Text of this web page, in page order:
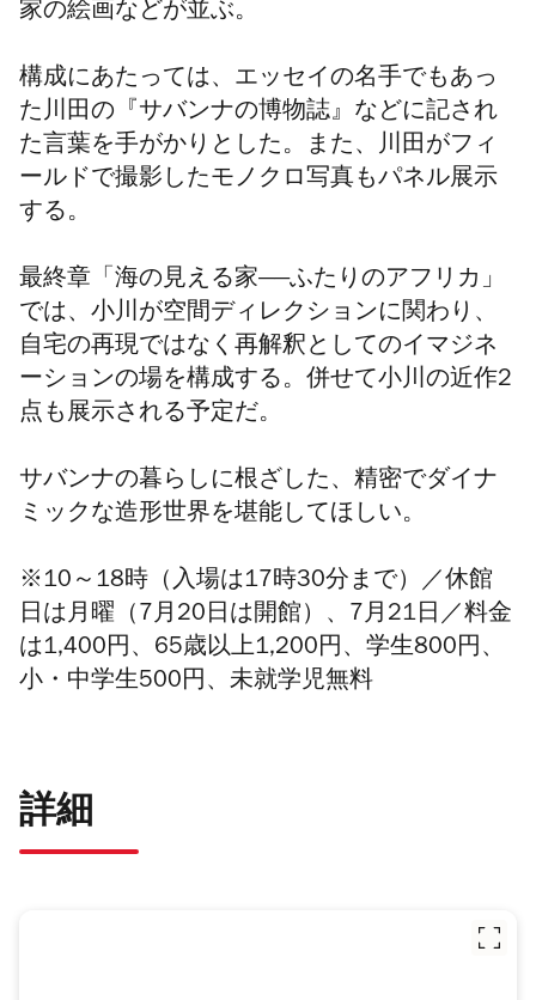
家の絵画などが並ぶ。
構成にあたっては、エッセイの名手でもあっ
た川田の『サバンナの博物誌』などに記され
た言葉を手がかりとした。また、川田がフィ
ールドで撮影したモノクロ写真もパネル展示
する。
最終章「海の見える家――ふたりのアフリカ」
では、小川が空間ディレクションに関わり、
自宅の再現ではなく再解釈としてのイマジネ
ーションの場を構成する。併せて小川の近作2
点も展示される予定だ。
サバンナの暮らしに根ざした、精密でダイナ
ミックな造形世界を堪能してほしい。
※10～18時（入場は17時30分まで）／休館
日は月曜（7月20日は開館）、7月21日／料金
は1,400円、65歳以上1,200円、学生800円、
小・中学生500円、未就学児無料
詳細